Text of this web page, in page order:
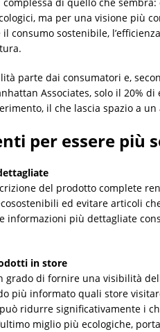
ma per una visione più
consumo sostenibile,
parte dai consumatori e,
Associates, solo il 20%
il che lascia spazio a
per essere più
del prodotto complete
ed evitare articoli
informazioni più dettagliate
in store
grado di fornire una visibilità
più informato quali store
ridurre significativamente i
miglio più ecologiche,